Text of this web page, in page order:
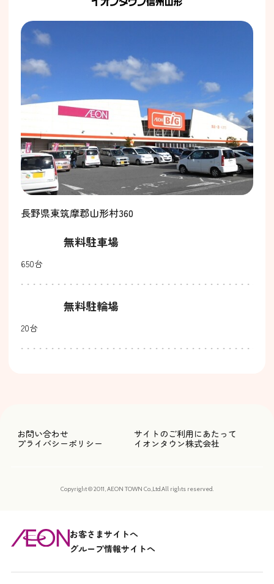
長野県東筑摩郡山形村360
無料駐車場
650台
無料駐輪場
20台
お問い合わせ
サイトのご利用にあたって
プライバシーポリシー
イオンタウン株式会社
Copyright © 2011, AEON TOWN Co.,Ltd.All rights reserved.
お客さまサイトへ
グループ情報サイトへ